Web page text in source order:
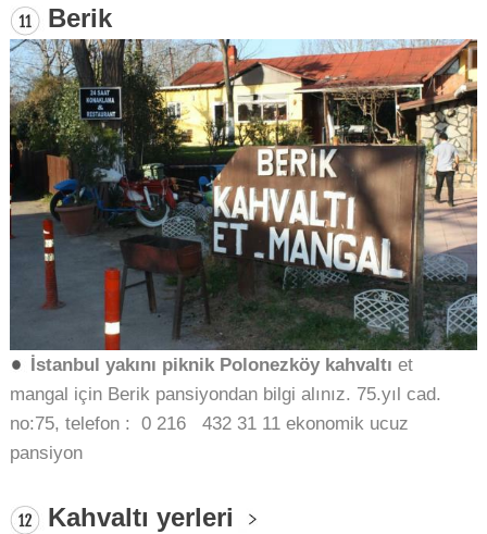
Berik
İstanbul yakını piknik Polonezköy kahvaltı et
mangal için Berik pansiyondan bilgi alınız. 75.yıl cad.
no:75, telefon : 0 216 432 31 11 ekonomik ucuz
pansiyon
Kahvaltı yerleri